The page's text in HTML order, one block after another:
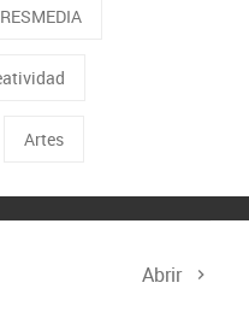
Artes
Abrir